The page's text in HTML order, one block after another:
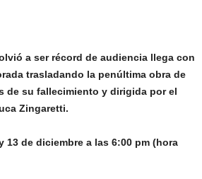
a ser récord de audiencia llega con
trasladando la penúltima obra de
de su fallecimiento y dirigida por el
Zingaretti.
13 de diciembre a las 6:00 pm (hora